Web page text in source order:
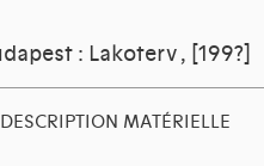
: Lakoterv, [199?]
DESCRIPTION MATÉRIELLE